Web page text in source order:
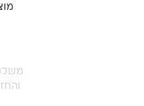
מוצר
משלוחים
והחזרות